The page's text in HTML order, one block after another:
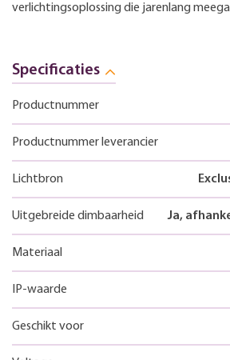
verlichtingsoplossing die jarenlang
Specificaties
Productnummer
Productnummer leverancier
Lichtbron
Uitgebreide dimbaarheid Ja,
Materiaal
IP-waarde
Geschikt voor